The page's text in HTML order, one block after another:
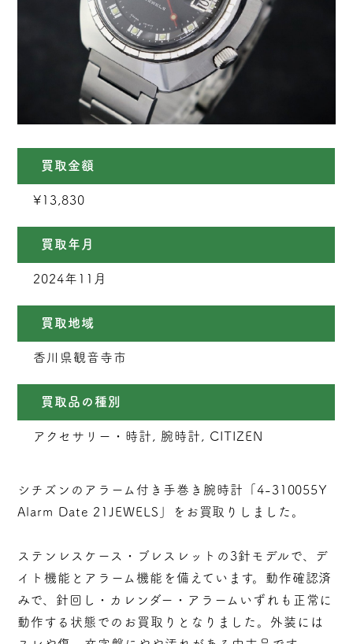
買取金額
¥13,830
買取年月
2024年11月
買取地域
香川県観音寺市
買取品の種別
アクセサリー・時計, 腕時計, CITIZEN
シチズンのアラーム付き手巻き腕時計「4-310055Y
Alarm Date 21JEWELS」をお買取りしました。
ステンレスケース・ブレスレットの3針モデルで、デ
イト機能とアラーム機能を備えています。動作確認済
みで、針回し・カレンダー・アラームいずれも正常に
動作する状態でのお買取りとなりました。外装には